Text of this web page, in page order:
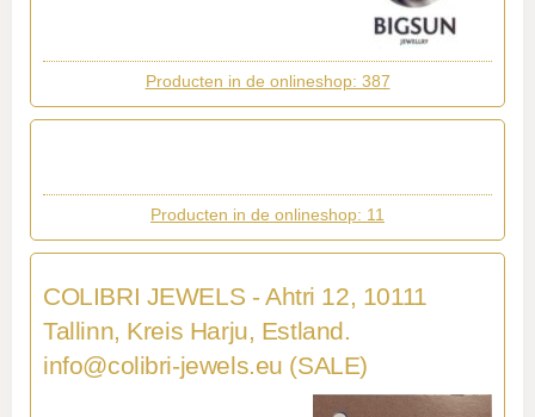
Producten in de onlineshop: 387
Producten in de onlineshop: 11
COLIBRI JEWELS - Ahtri 12, 10111
Tallinn, Kreis Harju, Estland.
info@colibri-jewels.eu (SALE)